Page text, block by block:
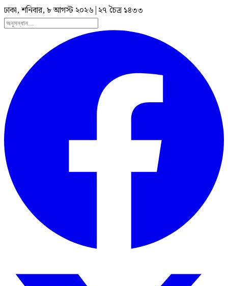
ঢাকা, শনিবার, ৮ আগস্ট ২০২৬ | ২৭ চৈত্র ১৪৩৩